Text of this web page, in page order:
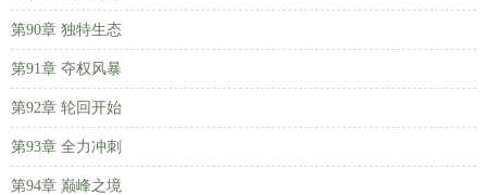
第90章 独特生态
第91章 夺权风暴
第92章 轮回开始
第93章 全力冲刺
第94章 巅峰之境